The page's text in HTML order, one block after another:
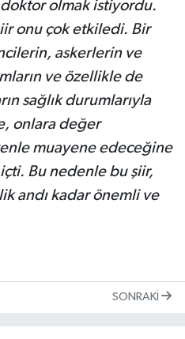
olmak istiyordu.
onu çok etkiledi. Bir
askerlerin ve
ve özellikle de
sağlık durumlarıyla
onlara değer
muayene edeceğine
Bu nedenle bu şiir,
andı kadar önemli ve
SONRAKI